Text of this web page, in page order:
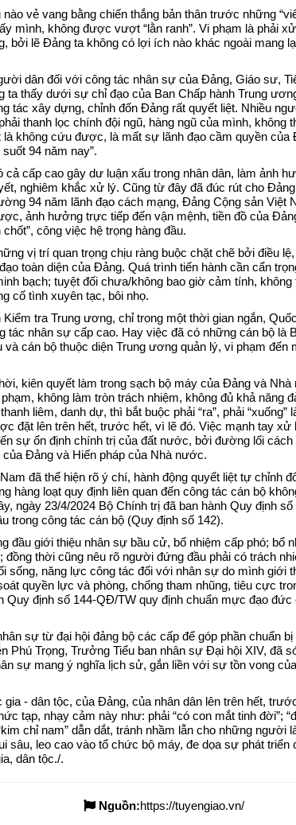
vẻ vang bằng chiến thắng bản thân trước những
mình, không được vượt “lằn ranh”. Vi phạm là phải
lẽ Đảng ta không có lợi ích nào khác ngoài mang
dân đối với công tác nhân sự của Đảng, Giáo sư,
ta thấy dưới sự chỉ đạo của Ban Chấp hành Trung
tác xây dựng, chỉnh đốn Đảng rất quyết liệt. Nhiều
thanh lọc chính đội ngũ, hàng ngũ của mình, không
là không cứu được, là mất sự lãnh đạo cầm quyền của
94 năm nay”.
cấp cao gây dư luận xấu trong nhân dân, làm ảnh
nghiêm khắc xử lý. Cũng từ đây đã đúc rút cho
94 năm lãnh đạo cách mạng, Đảng Cộng sản Việt
ảnh hưởng trực tiếp đến vận mệnh, tiền đồ của
công việc hệ trọng hàng đầu.
vị trí quan trọng chịu ràng buộc chặt chẽ bởi điều
toàn diện của Đảng. Quá trình tiến hành cần cẩn
bạch; tuyệt đối chưa/không bao giờ cảm tính, không
cố tình xuyên tạc, bôi nhọ.
tra Trung ương, chỉ trong một thời gian ngắn,
tác nhân sự cấp cao. Hay việc đã có những cán bộ là
cán bộ thuộc diện Trung ương quản lý, vi phạm đến
kiên quyết làm trong sạch bộ máy của Đảng và
không làm tròn trách nhiệm, không đủ khả năng
liêm, danh dự, thì bắt buộc phải “ra”, phải “xuống”
đặt lên trên hết, trước hết, vì lẽ đó. Việc mạnh tay xử
sự ổn định chính trị của đất nước, bởi đường lối
Đảng và Hiến pháp của Nhà nước.
đã thể hiện rõ ý chí, hành động quyết liệt tự chỉnh
hàng loạt quy định liên quan đến công tác cán bộ
ngày 23/4/2024 Bộ Chính trị đã ban hành Quy định
trong công tác cán bộ (Quy định số 142).
đầu giới thiệu nhân sự bầu cử, bổ nhiệm cấp phó; bổ
thời cũng nêu rõ người đứng đầu phải có trách
sống, năng lực công tác đối với nhân sự do mình giới
quyền lực và phòng, chống tham nhũng, tiêu cực
Quy định số 144-QĐ/TW quy định chuẩn mực đạo
sự từ đại hội đảng bộ các cấp để góp phần chuẩn
Phú Trọng, Trưởng Tiểu ban nhân sự Đại hội XIV, đã
sự mang ý nghĩa lịch sử, gắn liền với sự tồn vong
- dân tộc, của Đảng, của nhân dân lên trên hết,
tạp, nhạy cảm này như: phải “có con mắt tinh đời”;
chỉ nam” dẫn dắt, tránh nhầm lẫn cho những người
sâu, leo cao vào tổ chức bộ máy, đe dọa sự phát triển
dân tộc./.
Nguồn:https://tuyengiao.vn/